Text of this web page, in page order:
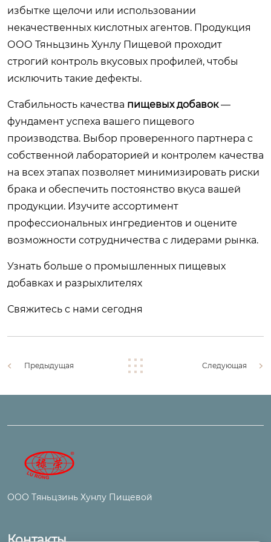
избытке щелочи или использовании
некачественных кислотных агентов. Продукция
ООО Тяньцзинь Хунлу Пищевой проходит
строгий контроль вкусовых профилей, чтобы
исключить такие дефекты.
Стабильность качества пищевых добавок—
фундамент успеха вашего пищевого
производства. Выбор проверенного партнера с
собственной лабораторией и контролем качества
на всех этапах позволяет минимизировать риски
брака и обеспечить постоянство вкуса вашей
продукции. Изучите ассортимент
профессиональных ингредиентов и оцените
возможности сотрудничества с лидерами рынка.
Узнать больше о промышленных пищевых
добавках и разрыхлителях
Свяжитесь с нами сегодня
Предыдущая Следующая
ООО Тяньцзинь Хунлу Пищевой